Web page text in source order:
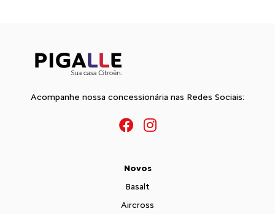
Acompanhe nossa concessionária nas Redes Sociais:
Novos
Basalt
Aircross